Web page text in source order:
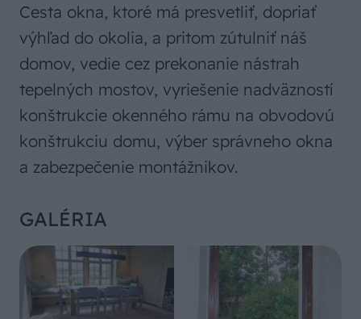
Cesta okna, ktoré má presvetliť, dopriať
výhľad do okolia, a pritom zútulniť náš
domov, vedie cez prekonanie nástrah
tepelných mostov, vyriešenie nadväzností
konštrukcie okenného rámu na obvodovú
konštrukciu domu, výber správneho okna
a zabezpečenie montážnikov.
GALÉRIA